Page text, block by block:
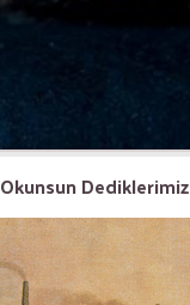
Okunsun Dediklerimiz